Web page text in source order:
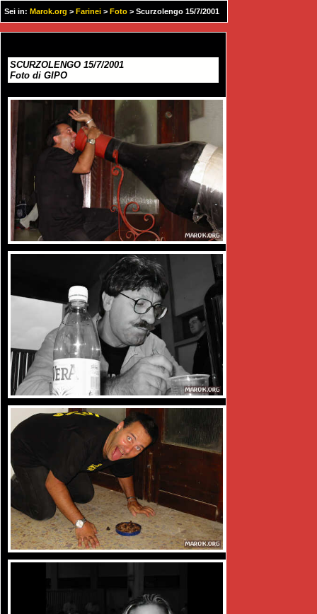
Sei in: Marok.org > Farinei > Foto > Scurzolengo 15/7/2001
SCURZOLENGO 15/7/2001
Foto di GIPO